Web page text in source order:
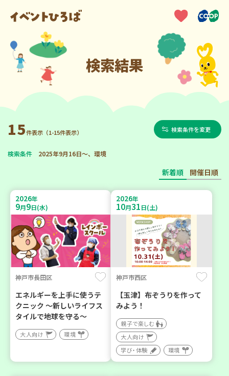
検索結果
15件表示（1-15件表示） 検索条件を変更
検索条件 2025年9月16日～、環境
新着順 開催日順
2026年
9月9日(水)
神戸市長田区
エネルギーを上手に使うテ
クニック ～新しいライフス
タイルで地球を守る～
大人向け 環境
2026年
10月31日(土)
神戸市西区
【玉津】布ぞうりを作って
みよう！
親子で楽しむ
大人向け
学び・体験
環境